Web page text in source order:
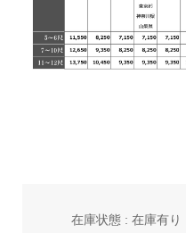
在庫状態 : 在庫有り